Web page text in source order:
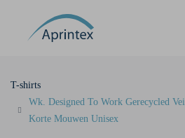
T-shirts
Wk. Designed To Work Gerecycled
Korte Mouwen Unisex